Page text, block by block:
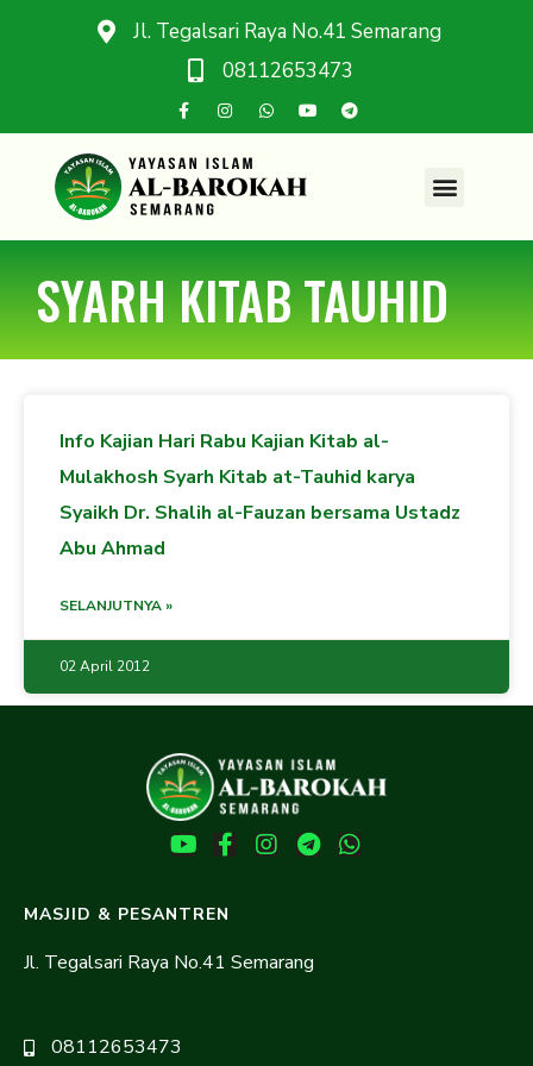
Jl. Tegalsari Raya No.41 Semarang
08112653473
SYARH KITAB TAUHID
Info Kajian Hari Rabu Kajian Kitab al-
Mulakhosh Syarh Kitab at-Tauhid karya
Syaikh Dr. Shalih al-Fauzan bersama Ustadz
Abu Ahmad
SELANJUTNYA »
02 April 2012
MASJID & PESANTREN
Jl. Tegalsari Raya No.41 Semarang
08112653473